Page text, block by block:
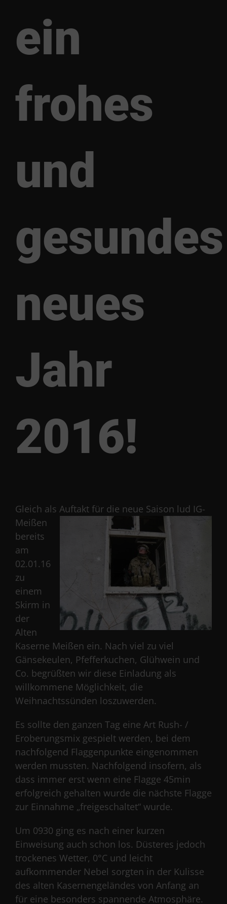
ein
frohes
und
gesundes
neues
Jahr
2016!
Gleich als Auftakt für die neue Saison lud IG-
Meißen
bereits
am
02.01.16
zu
einem
Skirm in
der
Alten
Kaserne Meißen ein. Nach viel zu viel
Gänsekeulen, Pfefferkuchen, Glühwein und
Co. begrüßten wir diese Einladung als
willkommene Möglichkeit, die
Weihnachtssünden loszuwerden.
Es sollte den ganzen Tag eine Art Rush- /
Eroberungsmix gespielt werden, bei dem
nachfolgend Flaggenpunkte eingenommen
werden mussten. Nachfolgend insofern, als
dass immer erst wenn eine Flagge 45min
erfolgreich gehalten wurde die nächste Flagge
zur Einnahme „freigeschaltet“ wurde.
Um 0930 ging es nach einer kurzen
Einweisung auch schon los. Düsteres jedoch
trockenes Wetter, 0°C und leicht
aufkommender Nebel sorgten in der Kulisse
des alten Kasernengeländes von Anfang an
für eine besonders spannende Atmosphäre.